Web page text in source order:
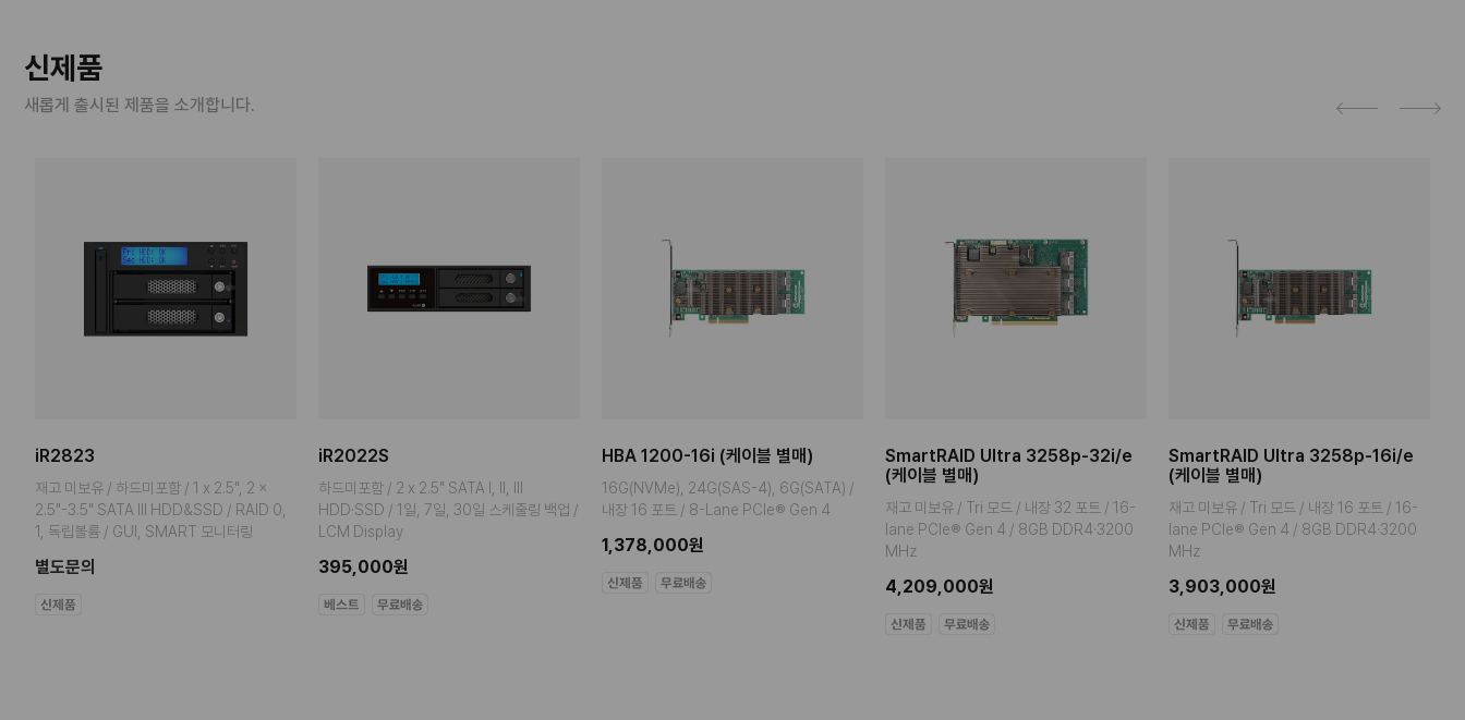
신제품
새롭게 출시된 제품을 소개합니다.
iR2823
재고 미보유 / 하드미포함 / 1 x 2.5", 2 x
2.5"-3.5" SATA III HDD&SSD / RAID 0,
1, 독립볼륨 / GUI, SMART 모니터링
별도문의
iR2022S
하드미포함 / 2 x 2.5" SATA I, II, III
HDD·SSD / 1일, 7일, 30일 스케줄링 백업 /
LCM Display
395,000원
HBA 1200-16i (케이블 별매)
16G(NVMe), 24G(SAS-4), 6G(SATA) /
내장 16 포트 / 8-Lane PCIe® Gen 4
1,378,000원
SmartRAID Ultra 3258p-32i/e
(케이블 별매)
재고 미보유 / Tri 모드 / 내장 32 포트 / 16-
lane PCIe® Gen 4 / 8GB DDR4·3200
MHz
4,209,000원
SmartRAID Ultra 3258p-16i/e
(케이블 별매)
재고 미보유 / Tri 모드 / 내장 16 포트 / 16-
lane PCIe® Gen 4 / 8GB DDR4·3200
MHz
3,903,000원